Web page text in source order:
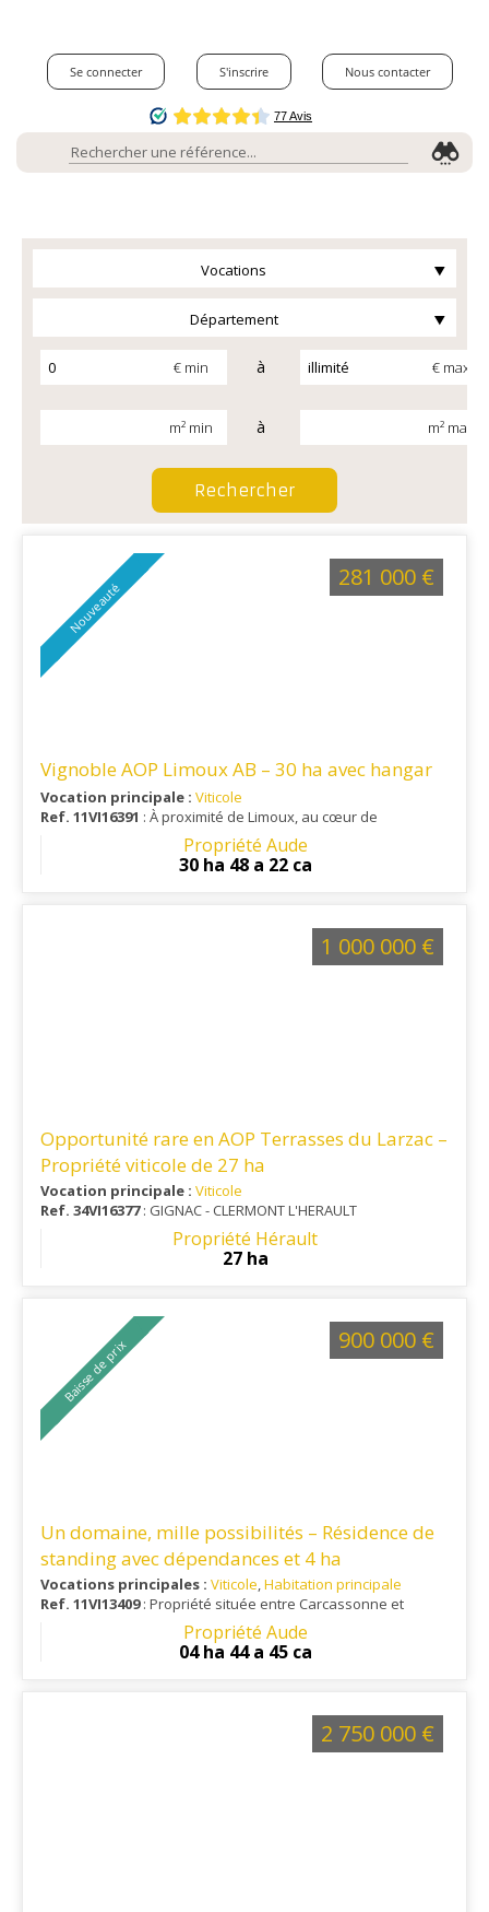
Se connecter S'inscrire Nous contacter
Vocations
Département
€ min à € max
m² min à m² max
Nouveauté
Vignoble AOP Limoux AB – 30 ha avec hangar
Vocation principale : Viticole
Ref. 11VI16391 : À proximité de Limoux, au cœur de
l'appellation Limoux, ce vignoble bénéficie d'un
environnement viticole reconnu, alliant accessibilité, calme et
proximité des principaux services.
Propriété Aude
30 ha 48 a 22 ca
281 000 €
Opportunité rare en AOP Terrasses du Larzac –
Propriété viticole de 27 ha
Vocation principale : Viticole
Ref. 34VI16377: GIGNAC - CLERMONT L'HERAULT
Propriété Hérault
27 ha
1 000 000 €
Baisse de prix
Un domaine, mille possibilités – Résidence de
standing avec dépendances et 4 ha
Vocations principales : Viticole,Habitation principale
Ref. 11VI13409: Propriété située entre Carcassonne et
Limoux, à 1 heure du littoral et à 25 minutes d'un aéroport
Propriété Aude
04 ha 44 a 45 ca
900 000 €
2 750 000 €